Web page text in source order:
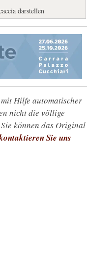
darstellen
Hilfe automatischer
nicht die völlige
können das Original
Sie uns